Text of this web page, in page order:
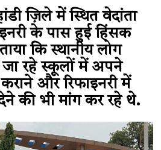
ज़िले में स्थित वेदांता
के पास हुई हिंसक
कि स्थानीय लोग
जा रहे स्कूलों में अपने
और रिफाइनरी में
की भी मांग कर रहे थे.